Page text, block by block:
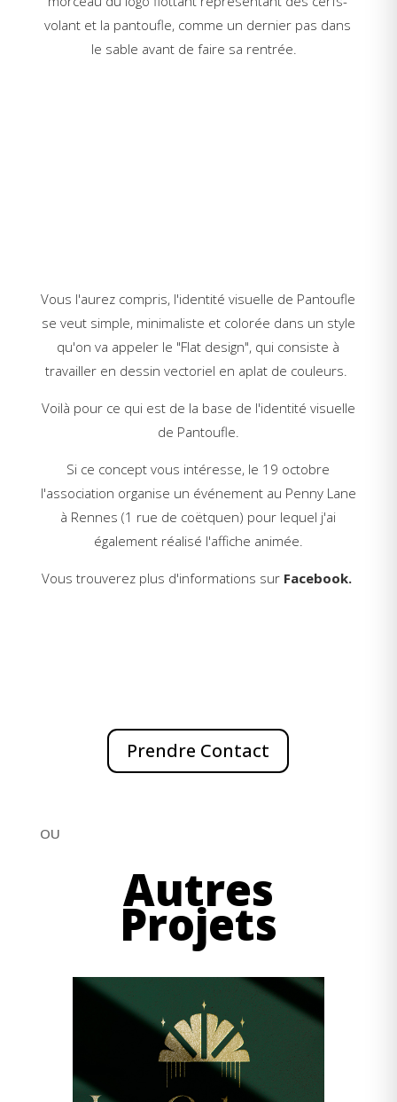
volant et la pantoufle, comme un dernier pas dans
le sable avant de faire sa rentrée.
Vous l'aurez compris, l'identité visuelle de Pantoufle
se veut simple, minimaliste et colorée dans un style
qu'on va appeler le "Flat design", qui consiste à
travailler en dessin vectoriel en aplat de couleurs.
Voilà pour ce qui est de la base de l'identité visuelle
de Pantoufle.
Si ce concept vous intéresse, le 19 octobre
l'association organise un événement au Penny Lane
à Rennes (1 rue de coëtquen) pour lequel j'ai
également réalisé l'affiche animée.
Vous trouverez plus d'informations sur Facebook.
Prendre Contact
OU
Autres
Projets